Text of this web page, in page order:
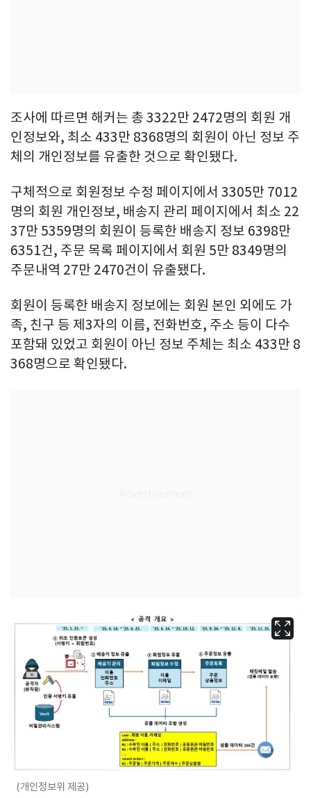
조사에 따르면 해커는 총 3322만 2472명의 회원 개
인정보와, 최소 433만 8368명의 회원이 아닌 정보 주
체의 개인정보를 유출한 것으로 확인됐다.
구체적으로 회원정보 수정 페이지에서 3305만 7012
명의 회원 개인정보, 배송지 관리 페이지에서 최소 22
37만 5359명의 회원이 등록한 배송지 정보 6398만
6351건, 주문 목록 페이지에서 회원 5만 8349명의
주문내역 27만 2470건이 유출됐다.
회원이 등록한 배송지 정보에는 회원 본인 외에도 가
족, 친구 등 제3자의 이름, 전화번호, 주소 등이 다수
포함돼 있었고 회원이 아닌 정보 주체는 최소 433만 8
368명으로 확인됐다.
(개인정보위 제공)